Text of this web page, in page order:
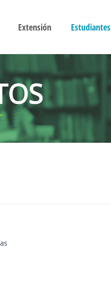
Extensión Estudiantes